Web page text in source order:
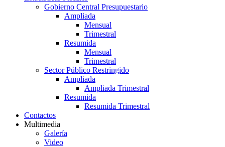
Gobierno Central Presupuestario
Ampliada
Mensual
Trimestral
Resumida
Mensual
Trimestral
Sector Público Restringido
Ampliada
Ampliada Trimestral
Resumida
Resumida Trimestral
Contactos
Multimedia
Galería
Video